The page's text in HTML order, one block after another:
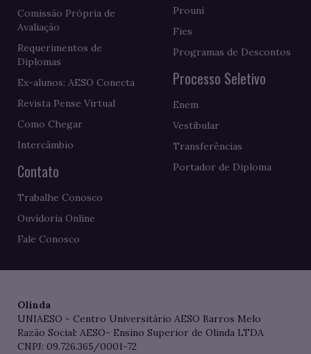
Comissão Própria de
Avaliação
Requerimentos de
Diplomas
Ex-alunos: AESO Conecta
Revista Pense Virtual
Como Chegar
Intercâmbio
Contato
Trabalhe Conosco
Ouvidoria Online
Fale Conosco
Prouni
Fies
Programas de Descontos
Processo Seletivo
Enem
Vestibular
Transferências
Portador de Diploma
Olinda
UNIAESO - Centro Universitário AESO Barros Melo
Razão Social: AESO- Ensino Superior de Olinda LTDA
CNPJ: 09.726.365/0001-72